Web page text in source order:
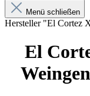
Menü schließen
Hersteller "El Cortez
El